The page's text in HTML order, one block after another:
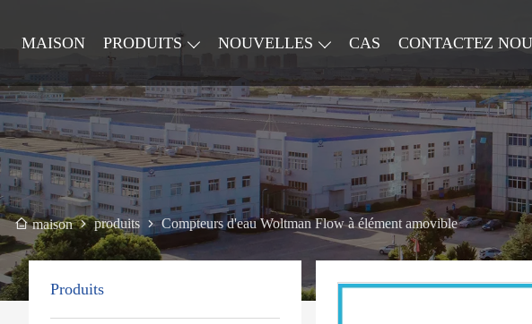
MAISON PRODUITS NOUVELLES CAS CONTACTEZ
maison produits Compteurs d'eau Woltman Flow à élément amovible
Produits